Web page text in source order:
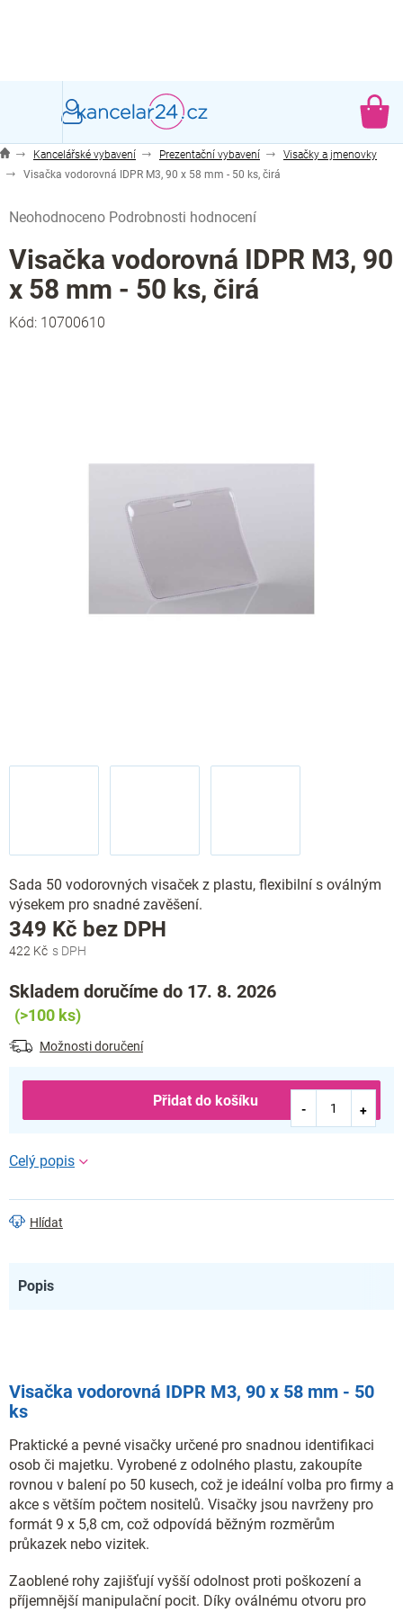
Kancelářské vybavení Prezentační vybavení
Visačky a jmenovky
Visačka vodorovná IDPR M3, 90 x 58 mm - 50 ks, čirá
hodnocení
produktu
je
0,0
z
5
Neohodnoceno Podrobnosti hodnocení
Visačka vodorovná IDPR M3, 90
x 58 mm - 50 ks, čirá
Kód: 10700610
Sada 50 vodorovných visaček z plastu, flexibilní s oválným
výsekem pro snadné zavěšení.
422 Kč
349 Kč bez DPH
Skladem doručíme do 17. 8. 2026
(>100 ks)
Možnosti doručení
Přidat do košíku
Hlídat
Popis
Visačka vodorovná IDPR M3, 90 x 58 mm - 50
ks
Praktické a pevné visačky určené pro snadnou identifikaci
osob či majetku. Vyrobené z odolného plastu, zakoupíte
rovnou v balení po 50 kusech, což je ideální volba pro firmy a
akce s větším počtem nositelů. Visačky jsou navrženy pro
formát 9 x 5,8 cm, což odpovídá běžným rozměrům
průkazek nebo vizitek.
Zaoblené rohy zajišťují vyšší odolnost proti poškození a
příjemnější manipulační pocit. Díky oválnému otvoru pro